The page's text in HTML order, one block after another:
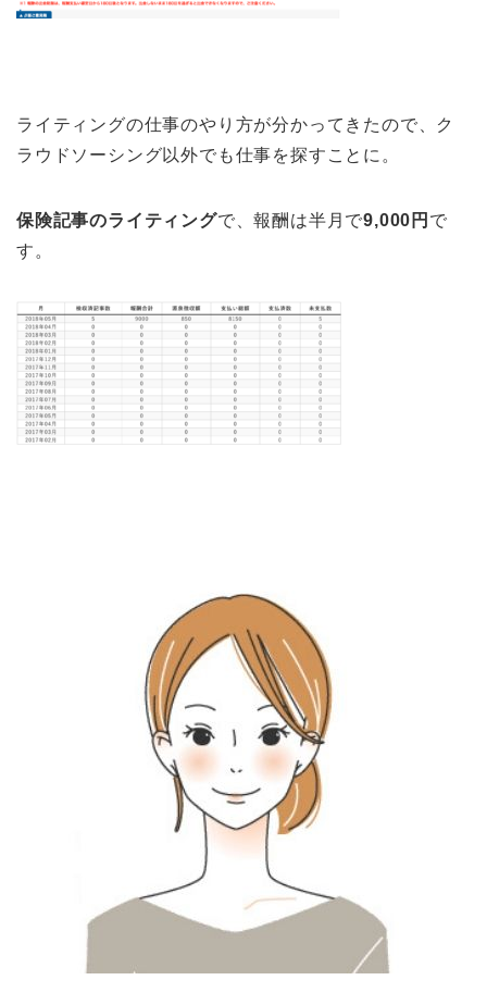
ライティングの仕事のやり方が分かってきたので、ク
ラウドソーシング以外でも仕事を探すことに。
保険記事のライティングで、報酬は半月で9,000円 で
す。